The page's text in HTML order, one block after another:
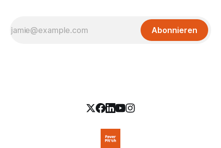
Abonnieren